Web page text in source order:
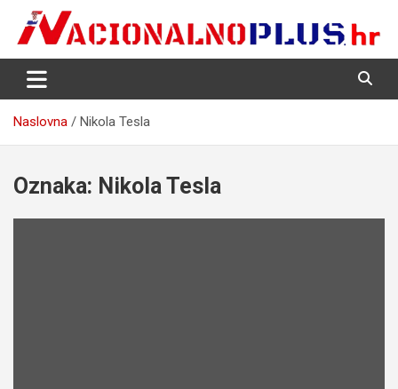
content
NacionalnoPlus.hr
Nacija želi znati više
Naslovna Nikola Tesla
Oznaka: Nikola Tesla